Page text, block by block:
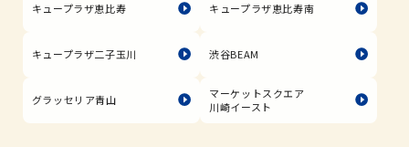
キュープラザ恵比寿 キュープラザ恵比寿南
キュープラザ二子玉川 渋谷BEAM
グラッセリア青山
マーケットスクエア
川崎イースト